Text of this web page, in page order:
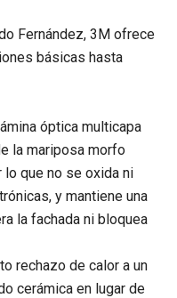
Fernández, 3M ofrece
básicas hasta
óptica multicapa
la mariposa morfo
lo que no se oxida ni
y mantiene una
la fachada ni bloquea
rechazo de calor a un
cerámica en lugar de